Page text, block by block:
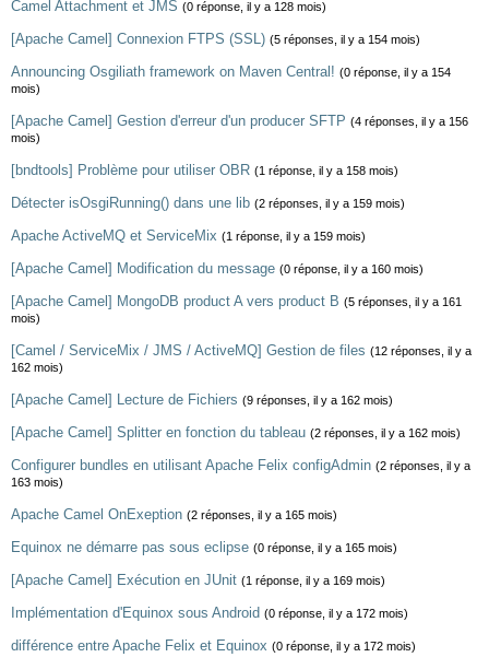
Camel Attachment et JMS (0 réponse, il y a 128 mois)
[Apache Camel] Connexion FTPS (SSL) (5 réponses, il y a 154 mois)
Announcing Osgiliath framework on Maven Central! (0 réponse, il y a 154
mois)
[Apache Camel] Gestion d'erreur d'un producer SFTP (4 réponses, il y a 156
mois)
[bndtools] Problème pour utiliser OBR (1 réponse, il y a 158 mois)
Détecter isOsgiRunning() dans une lib (2 réponses, il y a 159 mois)
Apache ActiveMQ et ServiceMix (1 réponse, il y a 159 mois)
[Apache Camel] Modification du message (0 réponse, il y a 160 mois)
[Apache Camel] MongoDB product A vers product B (5 réponses, il y a 161
mois)
[Camel / ServiceMix / JMS / ActiveMQ] Gestion de files (12 réponses, il y a
162 mois)
[Apache Camel] Lecture de Fichiers (9 réponses, il y a 162 mois)
[Apache Camel] Splitter en fonction du tableau (2 réponses, il y a 162 mois)
Configurer bundles en utilisant Apache Felix configAdmin (2 réponses, il y a
163 mois)
Apache Camel OnExeption (2 réponses, il y a 165 mois)
Equinox ne démarre pas sous eclipse (0 réponse, il y a 165 mois)
[Apache Camel] Exécution en JUnit (1 réponse, il y a 169 mois)
Implémentation d'Equinox sous Android (0 réponse, il y a 172 mois)
différence entre Apache Felix et Equinox (0 réponse, il y a 172 mois)